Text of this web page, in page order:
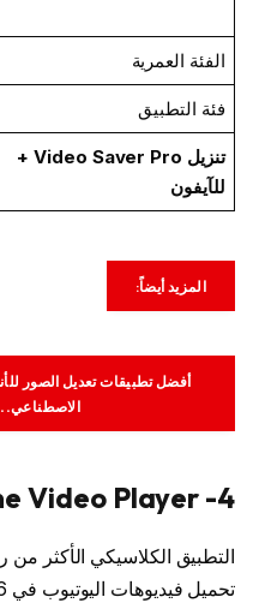
الفئة العمرية
فئة التطبيق
تنزيل Video Saver Pro +
للآيفون
المزيد أيضاً:
أفضل تطبيقات تعديل الصور
الاصطناعي.. أبرز 13
4- FoxFm – Offline Video Player
التطبيق الكلاسيكي الأكثر